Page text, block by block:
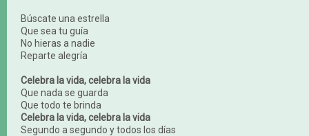
Búscate una estrella
Que sea tu guía
No hieras a nadie
Reparte alegría
Celebra la vida, celebra la vida
Que nada se guarda
Que todo te brinda
Celebra la vida, celebra la vida
Segundo a segundo y todos los días